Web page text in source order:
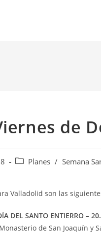
de
Planes / Semana
Valladolid son las
DEL SANTO ENTIERRO –
de San Joaquín y